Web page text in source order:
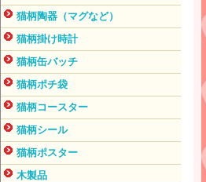
猫柄陶器（マグなど）
猫柄掛け時計
猫柄缶バッチ
猫柄ポチ袋
猫柄コースター
猫柄シール
猫柄ポスター
木製品